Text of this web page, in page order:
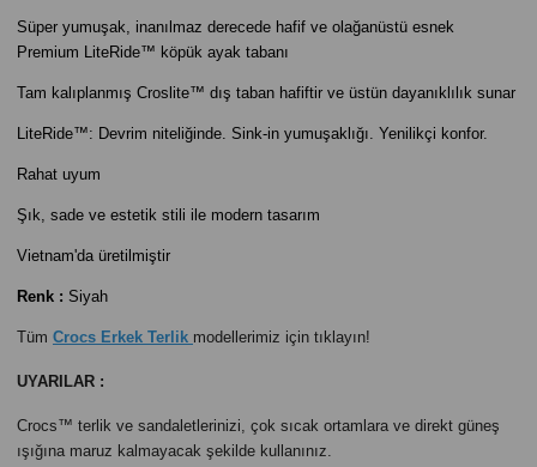
Süper yumuşak, inanılmaz derecede hafif ve olağanüstü esnek
Premium LiteRide™ köpük ayak tabanı
Tam kalıplanmış Croslite™ dış taban hafiftir ve üstün dayanıklılık sunar
LiteRide™: Devrim niteliğinde. Sink-in yumuşaklığı. Yenilikçi konfor.
Rahat uyum
Şık, sade ve estetik stili ile modern tasarım
Vietnam'da üretilmiştir
Renk : Siyah
Tüm Crocs Erkek Terlik modellerimiz için tıklayın!
UYARILAR :
Crocs™ terlik ve sandaletlerinizi, çok sıcak ortamlara ve direkt güneş
ışığına maruz kalmayacak şekilde kullanınız.